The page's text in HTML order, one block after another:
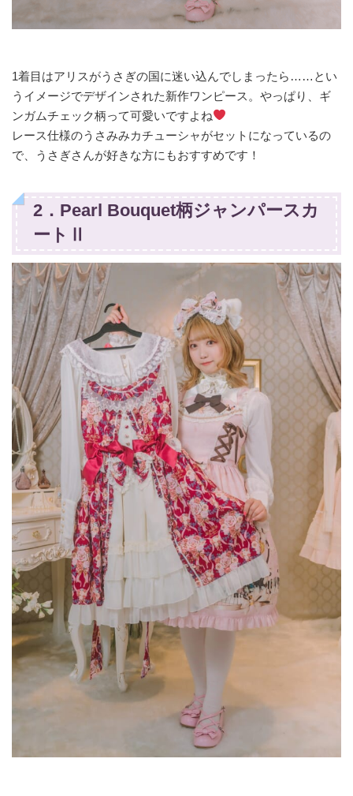
1着目はアリスがうさぎの国に迷い込んでしまったら……とい
うイメージでデザインされた新作ワンピース。やっぱり、ギ
ンガムチェック柄って可愛いですよね
レース仕様のうさみみカチューシャがセットになっているの
で、うさぎさんが好きな方にもおすすめです！
2．Pearl Bouquet柄ジャンパースカ
ートⅡ